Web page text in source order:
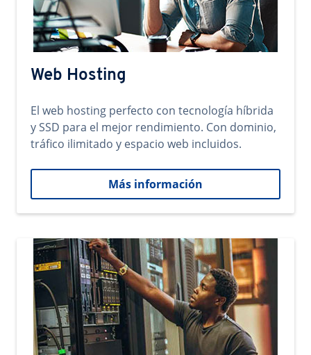
Web Hosting
El web hosting perfecto con tecnología híbrida
y SSD para el mejor rendimiento. Con dominio,
tráfico ilimitado y espacio web incluidos.
Más información